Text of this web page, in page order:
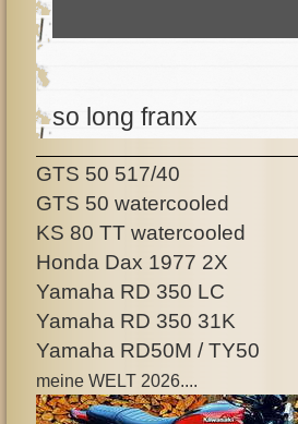
so long franx
GTS 50 517/40
GTS 50 watercooled
KS 80 TT watercooled
Honda Dax 1977 2X
Yamaha RD 350 LC
Yamaha RD 350 31K
Yamaha RD50M / TY50
meine WELT 2026....